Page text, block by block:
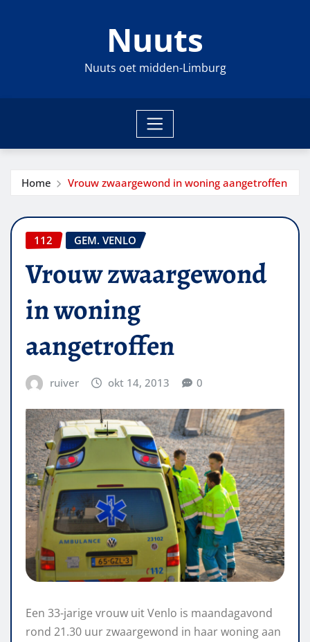
Nuuts
Nuuts oet midden-Limburg
Home Vrouw zwaargewond in woning aangetroffen
112 GEM. VENLO
Vrouw zwaargewond
in woning
aangetroffen
ruiver okt 14, 2013 0
Een 33-jarige vrouw uit Venlo is maandagavond
rond 21.30 uur zwaargewond in haar woning aan